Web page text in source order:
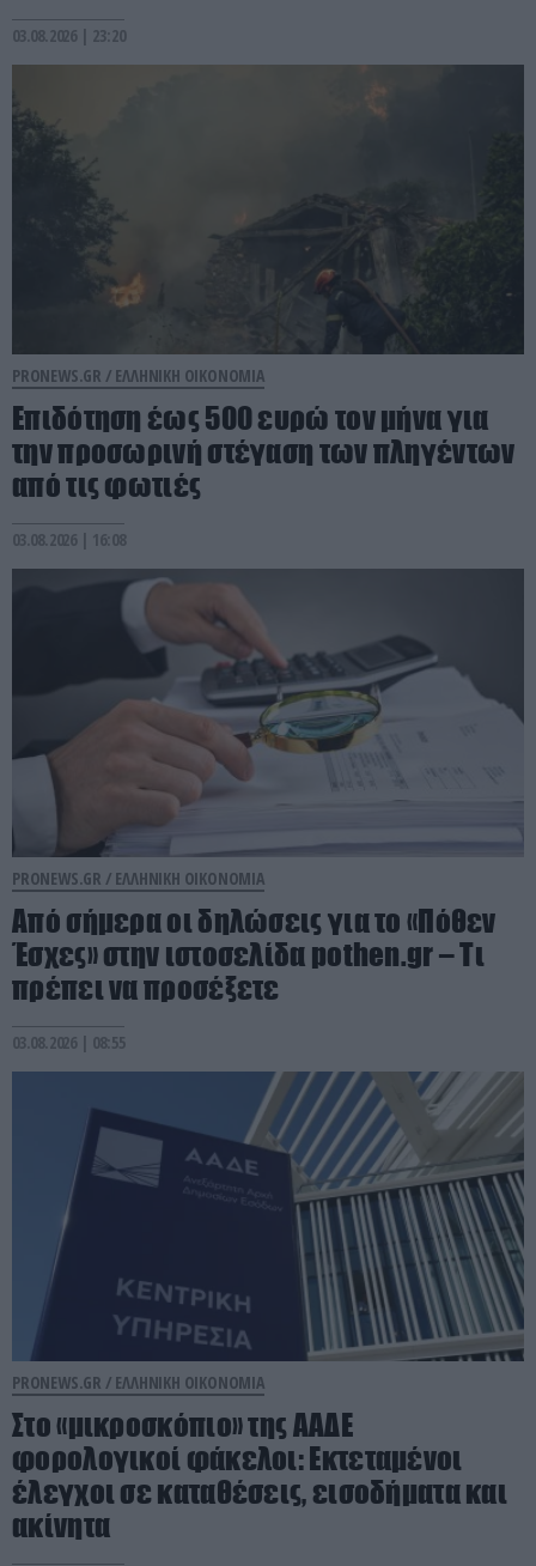
03.08.2026 | 23:20
PRONEWS.GR / ΕΛΛΗΝΙΚΗ ΟΙΚΟΝΟΜΙΑ
Επιδότηση έως 500 ευρώ τον μήνα για
την προσωρινή στέγαση των πληγέντων
από τις φωτιές
03.08.2026 | 16:08
PRONEWS.GR / ΕΛΛΗΝΙΚΗ ΟΙΚΟΝΟΜΙΑ
Aπό σήμερα οι δηλώσεις για το «Πόθεν
Έσχες» στην ιστοσελίδα pothen.gr – Τι
πρέπει να προσέξετε
03.08.2026 | 08:55
PRONEWS.GR / ΕΛΛΗΝΙΚΗ ΟΙΚΟΝΟΜΙΑ
Στο «μικροσκόπιο» της ΑΑΔΕ
φορολογικοί φάκελοι: Εκτεταμένοι
έλεγχοι σε καταθέσεις, εισοδήματα και
ακίνητα